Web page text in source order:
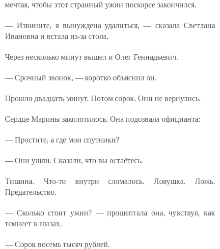
мечтая, чтобы этот странный ужин поскорее закончился.
— Извините, я вынуждена удалиться, — сказала Светлана
Ивановна и встала из-за стола.
Через несколько минут вышел и Олег Геннадьевич.
— Срочный звонок, — коротко объяснил он.
Прошло двадцать минут. Потом сорок. Они не вернулись.
Сердце Марины заколотилось. Она подозвала официанта:
— Простите, а где мои спутники?
— Они ушли. Сказали, что вы остаётесь.
Тишина. Что-то внутри сломалось. Ловушка. Ложь.
Предательство.
— Сколько стоит ужин? — прошептала она, чувствуя, как
темнеет в глазах.
— Сорок восемь тысяч рублей.